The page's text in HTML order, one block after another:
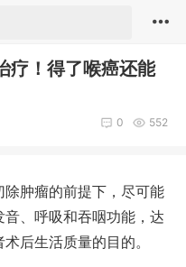
疗！得了喉癌还能
552
0
肿瘤的前提下，尽可能
、呼吸和吞咽功能，达
后生活质量的目的。